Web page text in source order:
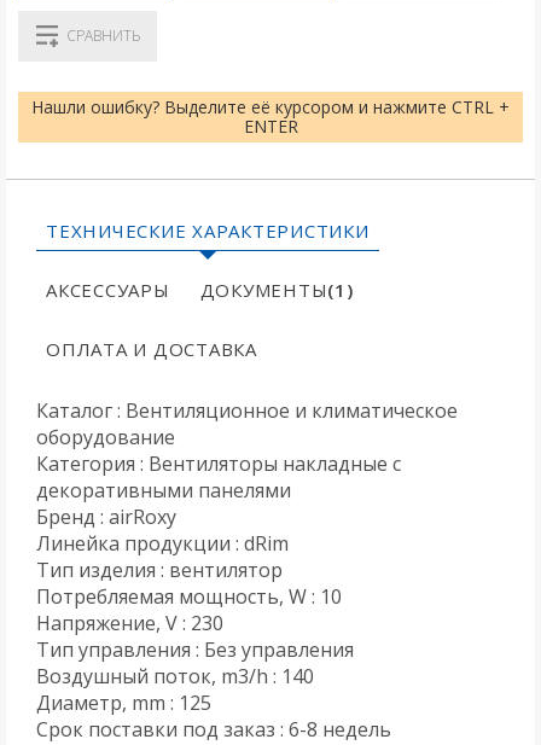
СРАВНИТЬ
Нашли ошибку? Выделите её курсором и нажмите CTRL +
ENTER
ТЕХНИЧЕСКИЕ ХАРАКТЕРИСТИКИ
АКСЕССУАРЫ ДОКУМЕНТЫ(1)
ОПЛАТА И ДОСТАВКА
Каталог : Вентиляционное и климатическое
оборудование
Категория : Вентиляторы накладные с
декоративными панелями
Бренд : airRoxy
Линейка продукции : dRim
Тип изделия : вентилятор
Потребляемая мощность, W : 10
Напряжение, V : 230
Тип управления : Без управления
Воздушный поток, m3/h : 140
Диаметр, mm : 125
Срок поставки под заказ : 6-8 недель